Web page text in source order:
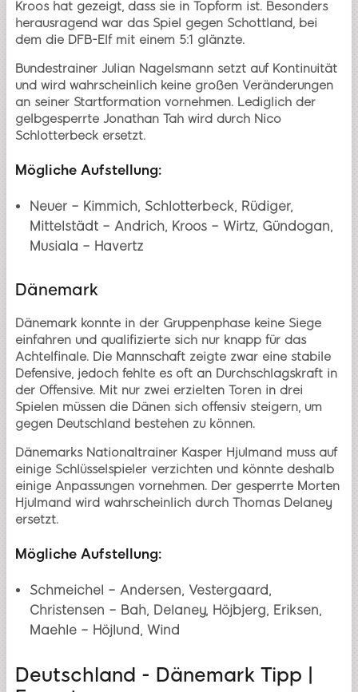
Kroos hat gezeigt, dass sie in Topform ist. Besonders
herausragend war das Spiel gegen Schottland, bei
dem die DFB-Elf mit einem 5:1 glänzte.
Bundestrainer Julian Nagelsmann setzt auf Kontinuität
und wird wahrscheinlich keine großen Veränderungen
an seiner Startformation vornehmen. Lediglich der
gelbgesperrte Jonathan Tah wird durch Nico
Schlotterbeck ersetzt.
Mögliche Aufstellung:
Neuer – Kimmich, Schlotterbeck, Rüdiger,
Mittelstädt – Andrich, Kroos – Wirtz, Gündogan,
Musiala – Havertz
Dänemark
Dänemark konnte in der Gruppenphase keine Siege
einfahren und qualifizierte sich nur knapp für das
Achtelfinale. Die Mannschaft zeigte zwar eine stabile
Defensive, jedoch fehlte es oft an Durchschlagskraft in
der Offensive. Mit nur zwei erzielten Toren in drei
Spielen müssen die Dänen sich offensiv steigern, um
gegen Deutschland bestehen zu können.
Dänemarks Nationaltrainer Kasper Hjulmand muss auf
einige Schlüsselspieler verzichten und könnte deshalb
einige Anpassungen vornehmen. Der gesperrte Morten
Hjulmand wird wahrscheinlich durch Thomas Delaney
ersetzt.
Mögliche Aufstellung:
Schmeichel – Andersen, Vestergaard,
Christensen – Bah, Delaney, Höjbjerg, Eriksen,
Maehle – Höjlund, Wind
Deutschland - Dänemark Tipp |